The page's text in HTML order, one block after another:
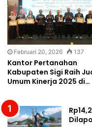
Februari 20, 2026 137
Kantor Pertanahan
Kabupaten Sigi Raih
Umum Kinerja 2025 di…